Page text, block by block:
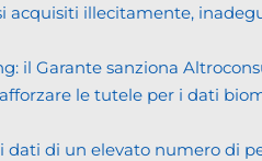
acquisiti illecitamente,
il Garante sanziona
le tutele per i dati
dati di un elevato numero di